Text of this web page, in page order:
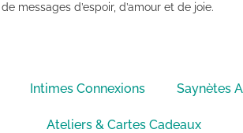
messages d’espoir, d’amour et de joie.
Intimes Connexions Saynètes
Ateliers & Cartes Cadeaux